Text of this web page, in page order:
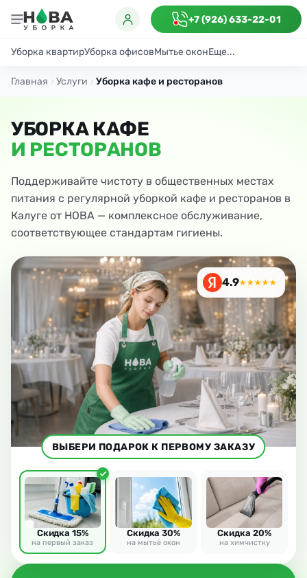
+7 (926) 633-22-01
Уборка квартирУборка офисовМытье оконЕще...
ГенеральнаяПоддерживающаяПосле ремонта
Главная Услуги Уборка кафе и ресторанов
УБОРКА КАФЕ
И РЕСТОРАНОВ
Поддерживайте чистоту в общественных местах
питания с регулярной уборкой кафе и ресторанов в
Калуге от НОВА — комплексное обслуживание,
соответствующее стандартам гигиены.
4.9★★★★★
ВЫБЕРИ ПОДАРОК К ПЕРВОМУ ЗАКАЗУ
Скидка 15%
на первый заказ
Скидка 30%
на мытьё окон
Скидка 20%
на химчистку